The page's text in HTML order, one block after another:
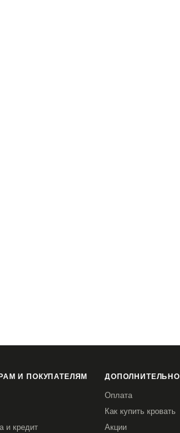
И ПОКУПАТЕЛЯМ
и кредит
ДОПОЛНИТЕЛЬНО
Оплата
Как купить кровать
Акции